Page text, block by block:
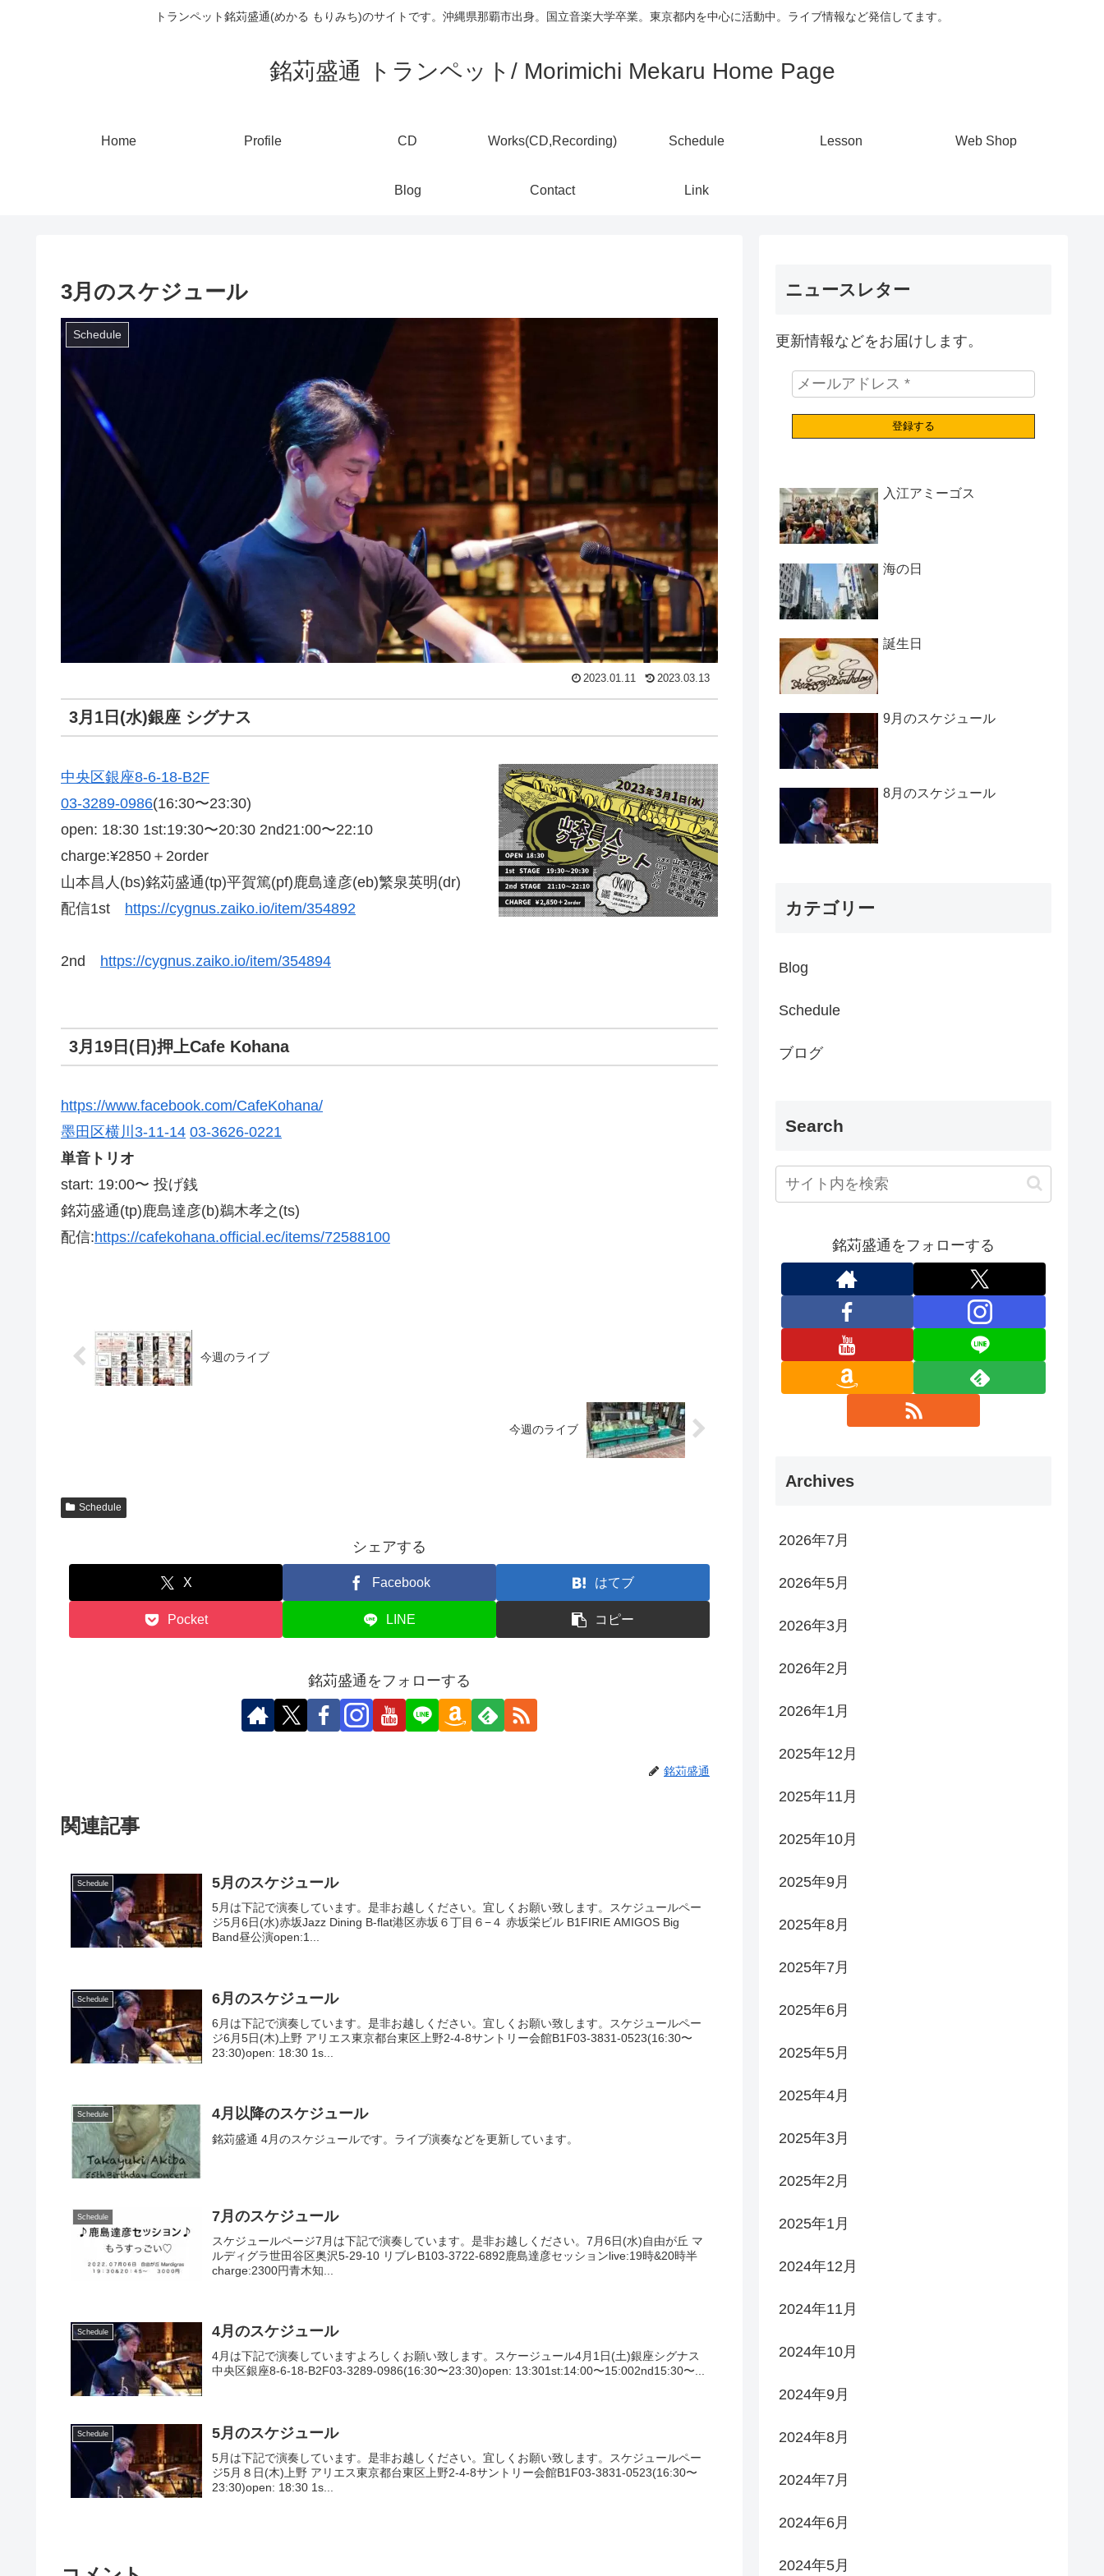
トランペット銘苅盛通(めかる もりみち)のサイトです。沖縄県那覇市出身。国立音楽大学卒業。東京都内を中心に活動中。ライブ情報など発信してます。
銘苅盛通 トランペット/ Morimichi Mekaru Home Page
Home Profile CD Works(CD,Recording) Schedule Lesson Web Shop
Blog Contact Link
3月のスケジュール
Schedule
2023.01.11 2023.03.13
3月1日(水)銀座 シグナス
中央区銀座8-6-18-B2F
03-3289-0986(16:30〜23:30)
open: 18:30 1st:19:30〜20:30 2nd21:00〜22:10
charge:¥2850＋2order
山本昌人(bs)銘苅盛通(tp)平賀篤(pf)鹿島達彦(eb)繁泉英明(dr)
配信1st https://cygnus.zaiko.io/item/354892
2nd https://cygnus.zaiko.io/item/354894
3月19日(日)押上Cafe Kohana
https://www.facebook.com/CafeKohana/
墨田区横川3-11-14 03-3626-0221
単音トリオ
start: 19:00〜 投げ銭
銘苅盛通(tp)鹿島達彦(b)鵜木孝之(ts)
配信:https://cafekohana.official.ec/items/72588100
今週のライブ
今週のライブ
Schedule
シェアする
X Facebook はてブ
Pocket LINE コピー
銘苅盛通をフォローする
銘苅盛通
関連記事
Schedule 5月のスケジュール
5月は下記で演奏しています。是非お越しください。宜しくお願い致します。スケジュールペー
ジ5月6日(水)赤坂Jazz Dining B-flat港区赤坂６丁目６−４ 赤坂栄ビル B1FIRIE AMIGOS Big
Band昼公演open:1...
Schedule 6月のスケジュール
6月は下記で演奏しています。是非お越しください。宜しくお願い致します。スケジュールペー
ジ6月5日(木)上野 アリエス東京都台東区上野2-4-8サントリー会館B1F03-3831-0523(16:30〜
23:30)open: 18:30 1s...
Schedule 4月以降のスケジュール
銘苅盛通 4月のスケジュールです。ライブ演奏などを更新しています。
Schedule 7月のスケジュール
スケジュールページ7月は下記で演奏しています。是非お越しください。7月6日(水)自由が丘 マ
ルディグラ世田谷区奥沢5-29-10 リブレB103-3722-6892鹿島達彦セッションlive:19時&20時半
charge:2300円青木知...
Schedule 4月のスケジュール
4月は下記で演奏していますよろしくお願い致します。スケージュール4月1日(土)銀座シグナス
中央区銀座8-6-18-B2F03-3289-0986(16:30〜23:30)open: 13:301st:14:00〜15:002nd15:30〜...
Schedule 5月のスケジュール
5月は下記で演奏しています。是非お越しください。宜しくお願い致します。スケジュールペー
ジ5月８日(木)上野 アリエス東京都台東区上野2-4-8サントリー会館B1F03-3831-0523(16:30〜
23:30)open: 18:30 1s...
ニュースレター
更新情報などをお届けします。
入江アミーゴス
海の日
誕生日
9月のスケジュール
8月のスケジュール
カテゴリー
Blog
Schedule
ブログ
Search
銘苅盛通をフォローする
Archives
2026年7月
2026年5月
2026年3月
2026年2月
2026年1月
2025年12月
2025年11月
2025年10月
2025年9月
2025年8月
2025年7月
2025年6月
2025年5月
2025年4月
2025年3月
2025年2月
2025年1月
2024年12月
2024年11月
2024年10月
2024年9月
2024年8月
2024年7月
2024年6月
2024年5月